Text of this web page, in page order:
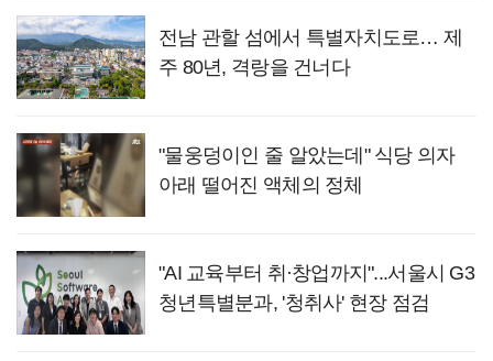
전남 관할 섬에서 특별자치도로… 제
주 80년, 격랑을 건너다
"물웅덩이인 줄 알았는데" 식당 의자
아래 떨어진 액체의 정체
"AI 교육부터 취·창업까지"...서울시 G3
청년특별분과, '청취사' 현장 점검